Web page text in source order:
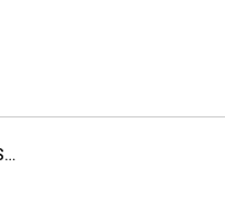
Como pesquisar nas listas de desembarque do Porto de Santos #ImigracaoNoArquivo #ArquivoDigitalSP